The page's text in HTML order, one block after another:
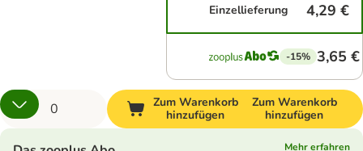
Einzellieferung 4,29 €
-15% 3,65 €
Zum Warenkorb
hinzufügen
Zum Warenkorb
hinzufügen
Mehr erfahren